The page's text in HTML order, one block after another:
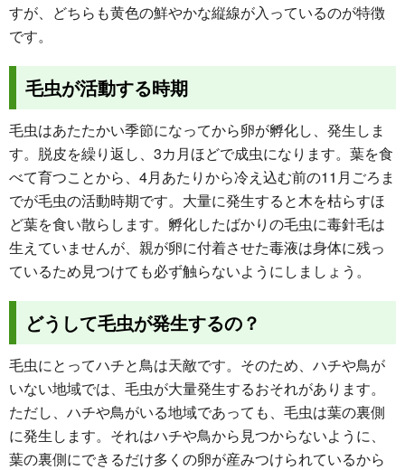
すが、どちらも黄色の鮮やかな縦線が入っているのが特徴
です。
毛虫が活動する時期
毛虫はあたたかい季節になってから卵が孵化し、発生しま
す。脱皮を繰り返し、3カ月ほどで成虫になります。葉を食
べて育つことから、4月あたりから冷え込む前の11月ごろま
でが毛虫の活動時期です。大量に発生すると木を枯らすほ
ど葉を食い散らします。孵化したばかりの毛虫に毒針毛は
生えていませんが、親が卵に付着させた毒液は身体に残っ
ているため見つけても必ず触らないようにしましょう。
どうして毛虫が発生するの？
毛虫にとってハチと鳥は天敵です。そのため、ハチや鳥が
いない地域では、毛虫が大量発生するおそれがあります。
ただし、ハチや鳥がいる地域であっても、毛虫は葉の裏側
に発生します。それはハチや鳥から見つからないように、
葉の裏側にできるだけ多くの卵が産みつけられているから